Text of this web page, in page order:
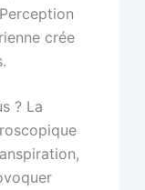
crée
? La